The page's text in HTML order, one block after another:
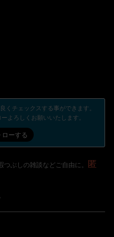
くチェックスする事ができます。
よろしくお願いいたします。
ぶしの雑談などご自由に。
匿